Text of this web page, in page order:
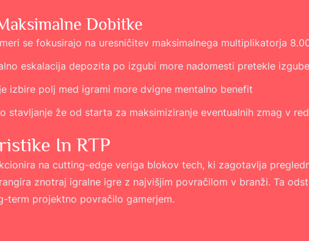
Dobitke
se fokusirajo na uresničitev maksimalnega multiplikatorja
eskalacija depozita po izgubi more nadomesti pretekle
izbire polj med igrami more dvigne mentalno benefit
stavljanje že od starta za maksimiziranje eventualnih zmag v
In RTP
na cutting-edge veriga blokov tech, ki zagotavlja
znotraj igralne igre z najvišjim povračilom v branži. Ta
term projektno povračilo gamerjem.